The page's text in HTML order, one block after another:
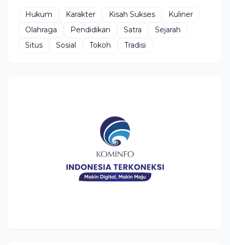
Hukum Karakter Kisah Sukses
Kuliner
Olahraga
Pendidikan Satra
Sejarah
Situs
Sosial Tokoh Tradisi